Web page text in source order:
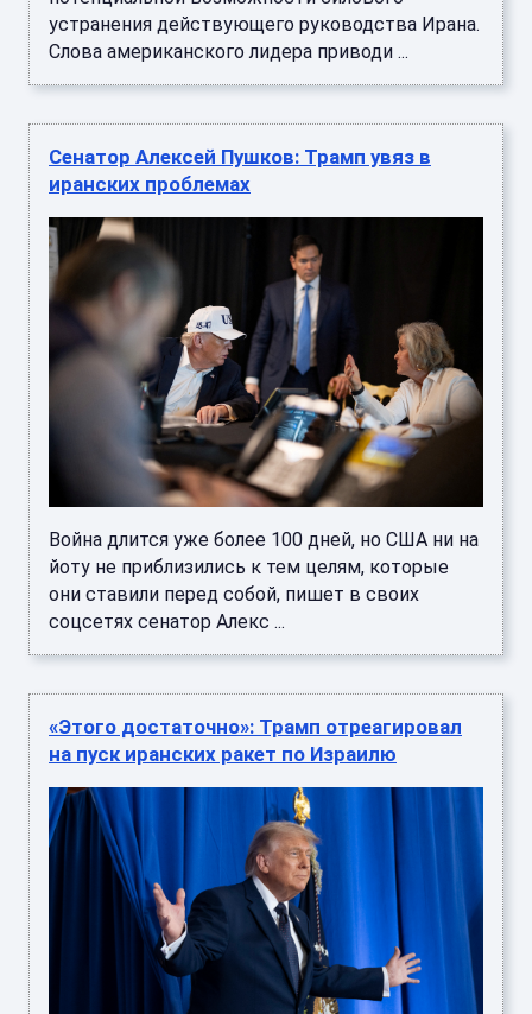
устранения действующего руководства Ирана.
Слова американского лидера приводи ...
Сенатор Алексей Пушков: Трамп увяз в
иранских проблемах
Война длится уже более 100 дней, но США ни на
йоту не приблизились к тем целям, которые
они ставили перед собой, пишет в своих
соцсетях сенатор Алекс ...
«Этого достаточно»: Трамп отреагировал
на пуск иранских ракет по Израилю